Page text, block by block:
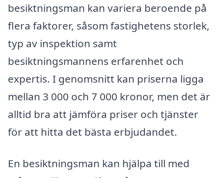
besiktningsman kan variera beroende på
flera faktorer, såsom fastighetens storlek,
typ av inspektion samt
besiktningsmannens erfarenhet och
expertis. I genomsnitt kan priserna ligga
mellan 3 000 och 7 000 kronor, men det är
alltid bra att jämföra priser och tjänster
för att hitta det bästa erbjudandet.
En besiktningsman kan hjälpa till med